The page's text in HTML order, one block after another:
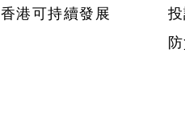
香港可持續發展